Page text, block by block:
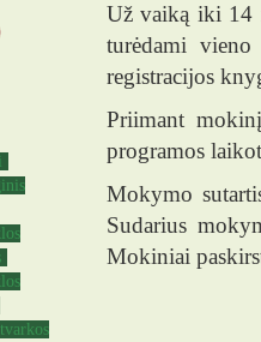
Už vaiką iki 14
turėdami
registracijos
Priimant
programos
Mokymo
Sudarius
Mokiniai